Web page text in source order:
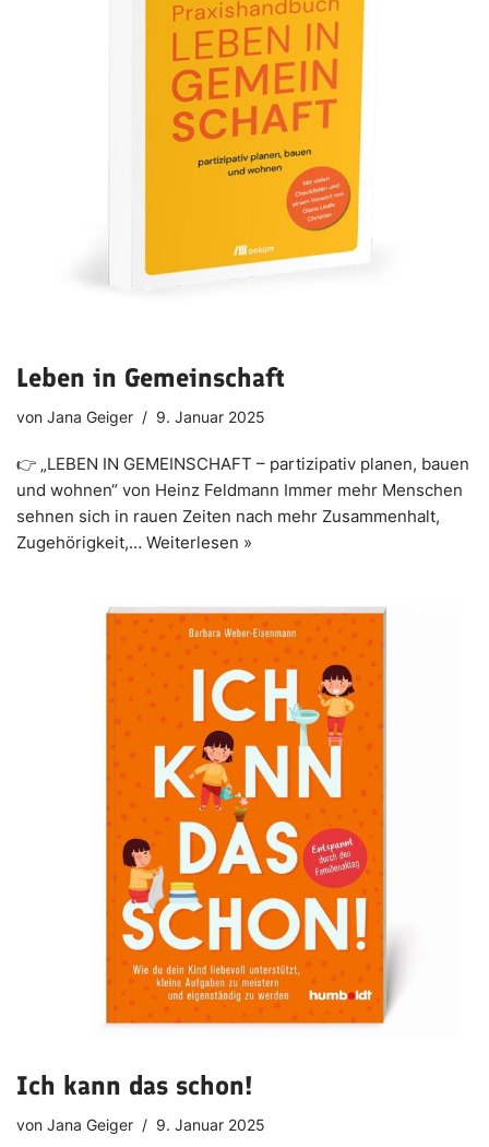
Leben in Gemeinschaft
von Jana Geiger 9. Januar 2025
👉 „LEBEN IN GEMEINSCHAFT – partizipativ planen, bauen
und wohnen“ von Heinz Feldmann Immer mehr Menschen
sehnen sich in rauen Zeiten nach mehr Zusammenhalt,
Zugehörigkeit,… Weiterlesen »
Ich kann das schon!
von Jana Geiger 9. Januar 2025